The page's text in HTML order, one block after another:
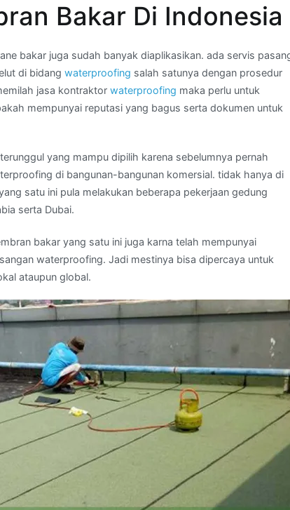
Bakar Di Indonesia
bakar juga sudah banyak diaplikasikan. ada servis
di bidang waterproofing salah satunya dengan prosedur
jasa kontraktor waterproofing maka perlu untuk
mempunyai reputasi yang bagus serta dokumen untuk
yang mampu dipilih karena sebelumnya pernah
di bangunan-bangunan komersial. tidak hanya di
satu ini pula melakukan beberapa pekerjaan gedung
serta Dubai.
bakar yang satu ini juga karna telah mempunyai
waterproofing. Jadi mestinya bisa dipercaya untuk
ataupun global.